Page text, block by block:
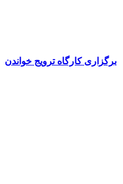
برگزاری کارگاه ترویج خواندن